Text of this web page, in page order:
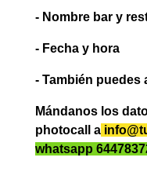
- Nombre bar y
- Fecha y hora
- También puedes
Mándanos los
photocall a
whatsapp